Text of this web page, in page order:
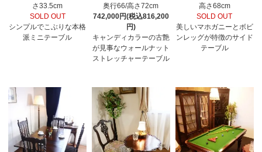
さ33.5cm
SOLD OUT
シンプルでこぶりな本格
派ミニテーブル
奥行66/高さ72cm
742,000円(税込816,200
円)
キャンディカラーの古艶
が見事なウォールナット
ストレッチャーテーブル
高さ68cm
SOLD OUT
美しいマホガニーとボビ
ンレッグが特徴のサイド
テーブル